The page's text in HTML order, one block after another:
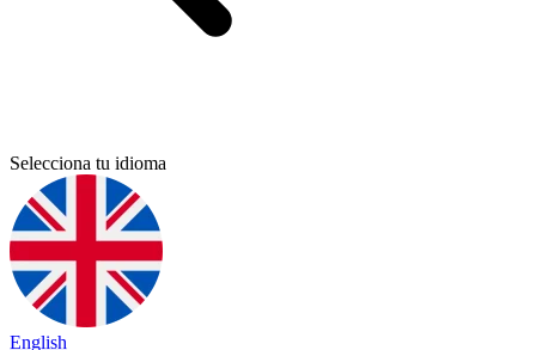
Selecciona tu idioma
English